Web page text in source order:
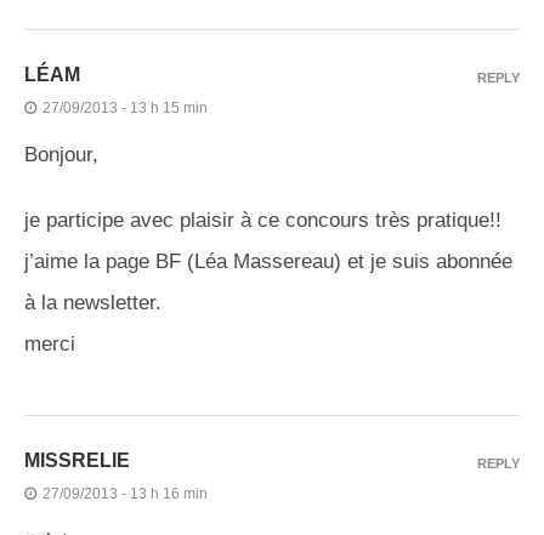
LÉAM
27/09/2013 - 13 h 15 min
Bonjour,
je participe avec plaisir à ce concours très pratique!!
j’aime la page BF (Léa Massereau) et je suis abonnée
à la newsletter.
merci
REPLY
MISSRELIE
27/09/2013 - 13 h 16 min
REPLY